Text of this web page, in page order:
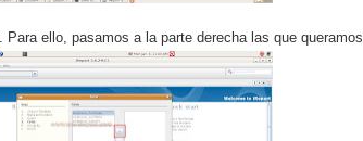
. Para ello, pasamos a la parte derecha las que queramos.